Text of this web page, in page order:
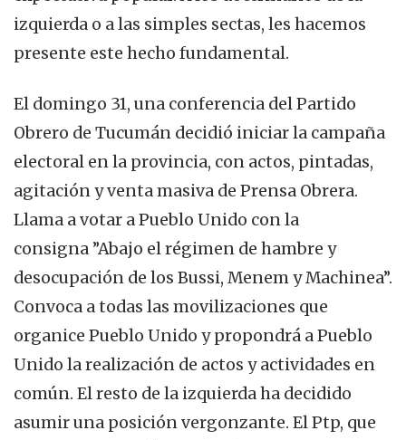
izquierda o a las simples sectas, les hacemos
presente este hecho fundamental.
El domingo 31, una conferencia del Partido
Obrero de Tucumán decidió iniciar la campaña
electoral en la provincia, con actos, pintadas,
agitación y venta masiva de Prensa Obrera.
Llama a votar a Pueblo Unido con la
consigna ”Abajo el régimen de hambre y
desocupación de los Bussi, Menem y Machinea”.
Convoca a todas las movilizaciones que
organice Pueblo Unido y propondrá a Pueblo
Unido la realización de actos y actividades en
común. El resto de la izquierda ha decidido
asumir una posición vergonzante. El Ptp, que